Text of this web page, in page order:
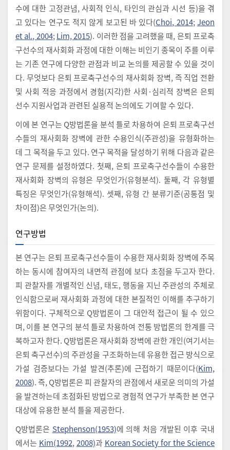
수에 대한 고정관념, 사회적 인식, 타인의 관심과 시선 등)을 겪
고 있다는 연구도 적지 않게 보고된 바 있다(Choi, 2014;Jeon
et al., 2004; Lim, 2015). 이러한 점을 고려했을 때, 은퇴 프로축
구선수의 재사회화 과정에 대한 이해는 비인기 종목이 주를 이루
는 기존 연구에 다양한 관점과 비교 논의를 제공할 수 있을 것이
다. 무엇보다 은퇴 프로축구선수의 재사회화 장벽, 즉 직업 전환
및 사회 적응 과정에서 경험(지각)한 사회·심리적 장벽은 은퇴
선수 지원사업과 관련된 실용적 논의에도 기여할 수 있다.
이에 본 연구는 Q방법론을 분석 틀로 차용하여 은퇴 프로축구선
수들의 재사회화 장벽에 관한 수용인식(주관성)을 유형화하는
데 그 목적을 두고 있다. 연구 목적을 달성하기 위해 다음과 같은
연구 문제를 설정하였다. 첫째, 은퇴 프로축구선수들이 수용한
재사회화 장벽의 유형은 무엇인가(유형분석). 둘째, 각 유형별
특징은 무엇인가(유형해석). 셋째, 유형 간 분류기준(공통점 및
차이점)은 무엇인가(논의).
연구방법
본 연구는 은퇴 프로축구선수들이 수용한 재사회화 장벽에 주목
하는 동시에 참여자의 내면적 관점에 보다 초점을 두고자 한다.
피 관찰자를 개별적인 신념, 태도, 행동을 지닌 주관성의 주체로
인식함으로써 재사회화 과정에 대한 본질적인 이해를 추구하기
위함이다. 구체적으로 Q방법론이 그 대안적 접근이 될 수 있으
며, 이를 본 연구의 분석 틀로 차용하여 전통 방법론의 한계를 극
복하고자 한다. Q방법론은 재사회화 장벽에 관한 개인(여기서는
은퇴 축구선수)의 주관성을 구조화하는데 유용한 접근 방식으로
가설 검증보다는 가설 발견(추론)에 근접하기 때문이다(Kim,
2008). 즉, Q방법론은 피 관찰자의 관점에서 새로운 의미의 가설
을 발견하는데 초점화된 방법으로 경험적 연구가 부족한 본 연구
대상에 유용한 분석 틀을 제공한다.
Q방법론은 Stephenson(1953)에 의해 처음 개발된 이후 국내
에서는 Kim(1992, 2008)과 Korean Society for the Science